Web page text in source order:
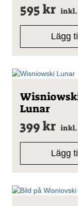
595kr inkl.
Lägg
Lunar
399kr inkl.
Lägg